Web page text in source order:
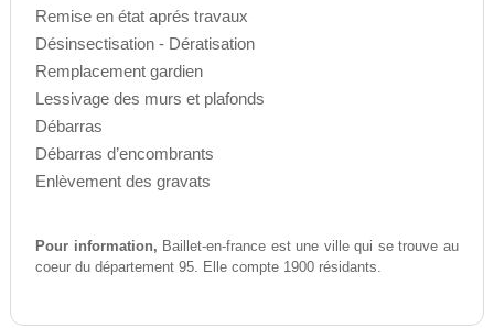
Remise en état aprés travaux
Désinsectisation - Dératisation
Remplacement gardien
Lessivage des murs et plafonds
Débarras
Débarras d’encombrants
Enlèvement des gravats
Pour information, Baillet-en-france est une ville qui se trouve au
coeur du département 95. Elle compte 1900 résidants.